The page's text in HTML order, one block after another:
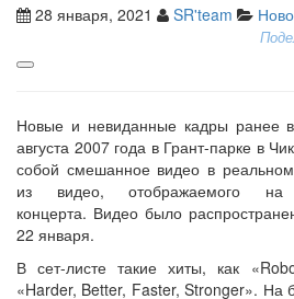
28 января, 2021 SR'team
Новые и невиданные кадры ранее
августа 2007 года в Грант-парке в
собой смешанное видео в
из видео, отображаемого
концерта. Видео было
22 января.
В сет-листе такие хиты, как
«Harder, Better, Faster, Stronger». На